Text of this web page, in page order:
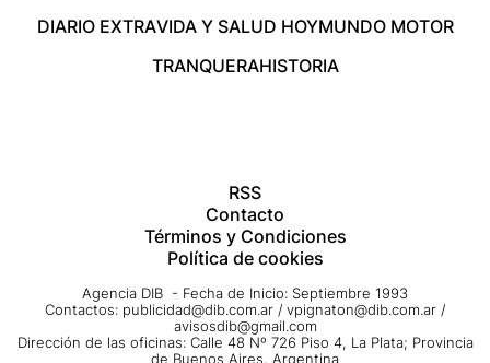
DIARIO EXTRAVIDA Y SALUD HOYMUNDO MOTOR
TRANQUERAHISTORIA
RSS
Contacto
Términos y Condiciones
Política de cookies
Agencia DIB - Fecha de Inicio: Septiembre 1993
Contactos: publicidad@dib.com.ar / vpignaton@dib.com.ar /
avisosdib@gmail.com
Dirección de las oficinas: Calle 48 Nº 726 Piso 4, La Plata; Provincia
de Buenos Aires, Argentina